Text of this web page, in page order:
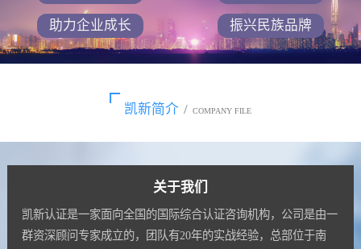
助力企业成长 振兴民族品牌
凯新简介 / COMPANY FILE
关于我们
凯新认证是一家面向全国的国际综合认证咨询机构，公司是由一
群资深顾问专家成立的，团队有20年的实战经验，总部位于南